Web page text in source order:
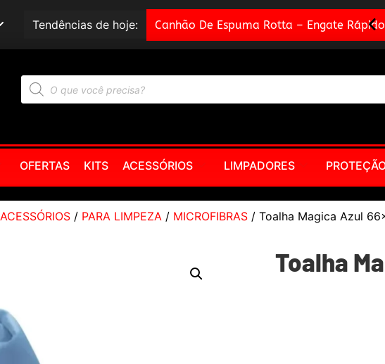
Tendências de hoje: Canhão De Espuma Rotta – Engate Rápido
OFERTAS KITS ACESSÓRIOS LIMPADORES
ACESSÓRIOS/ PARA LIMPEZA / MICROFIBRAS/ Toalha Magica Azul
Toalha